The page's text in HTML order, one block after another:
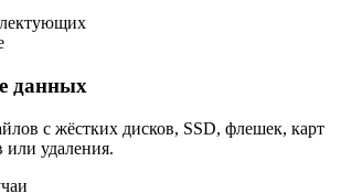
данных
с жёстких дисков, SSD, флешек, карт
или удаления.